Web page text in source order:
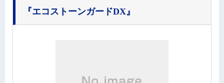
『エコストーンガードDX』